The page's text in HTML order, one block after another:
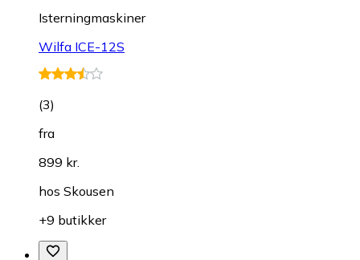
Isterningmaskiner
Wilfa ICE-12S
(3)
fra
899 kr.
hos Skousen
+9 butikker